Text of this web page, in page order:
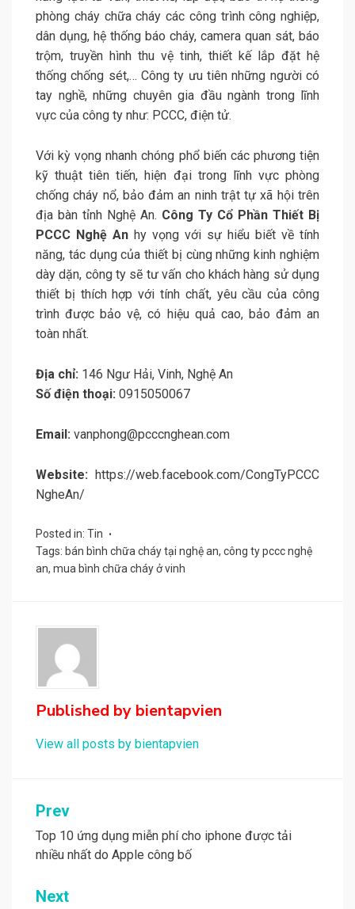
phòng cháy chữa cháy các công trình công nghiệp,
dân dụng, hệ thống báo cháy, camera quan sát, báo
trộm, truyền hình thu vệ tinh, thiết kế lắp đặt hệ
thống chống sét,… Công ty ưu tiên những người có
tay nghề, những chuyên gia đầu ngành trong lĩnh
vực của công ty như: PCCC, điện tử.
Với kỳ vọng nhanh chóng phổ biến các phương tiện
kỹ thuật tiên tiến, hiện đại trong lĩnh vực phòng
chống cháy nổ, bảo đảm an ninh trật tự xã hội trên
địa bàn tỉnh Nghệ An. Công Ty Cổ Phần Thiết Bị
PCCC Nghệ An hy vọng với sự hiểu biết về tính
năng, tác dụng của thiết bị cùng những kinh nghiệm
dày dặn, công ty sẽ tư vấn cho khách hàng sử dụng
thiết bị thích hợp với tính chất, yêu cầu của công
trình được bảo vệ, có hiệu quả cao, bảo đảm an
toàn nhất.
Địa chỉ: 146 Ngư Hải, Vinh, Nghệ An
Số điện thoại: 0915050067
Email: vanphong@pcccnghean.com
Website: https://web.facebook.com/CongTyPCCC
NgheAn/
Posted in: Tin
Tags: bán bình chữa cháy tại nghệ an, công ty pccc nghệ
an, mua bình chữa cháy ở vinh
Published by bientapvien
View all posts by bientapvien
Điều
hướng
bài
viết
Prev
Top 10 ứng dụng miễn phí cho iphone được tải
nhiều nhất do Apple công bố
Next